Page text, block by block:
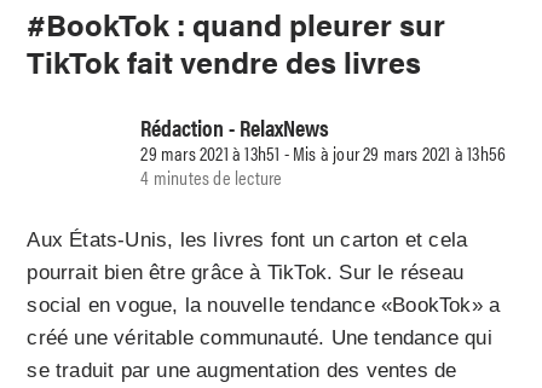
#BookTok : quand pleurer sur
TikTok fait vendre des livres
Rédaction - RelaxNews
29 mars 2021 à 13h51 - Mis à jour 29 mars 2021 à 13h56
4 minutes de lecture
Aux États-Unis, les livres font un carton et cela
pourrait bien être grâce à TikTok. Sur le réseau
social en vogue, la nouvelle tendance «BookTok» a
créé une véritable communauté. Une tendance qui
se traduit par une augmentation des ventes de